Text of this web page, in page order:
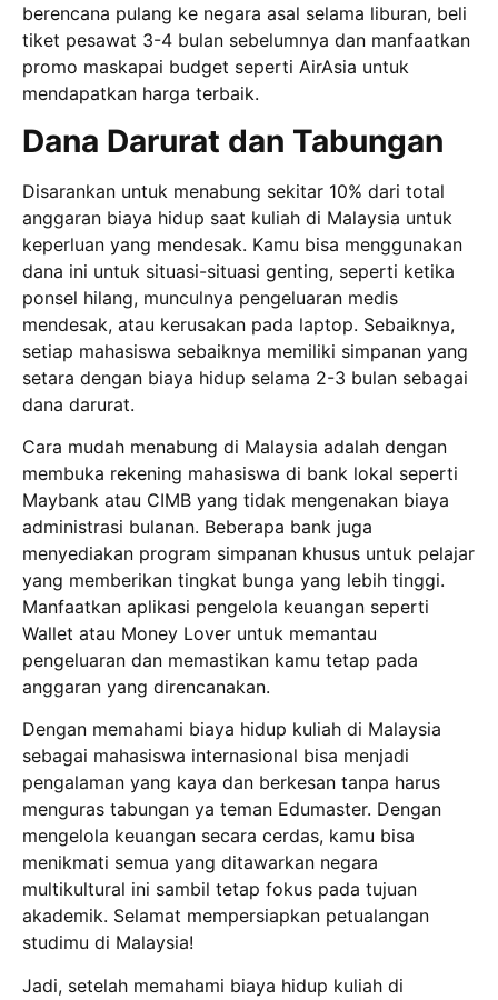
berencana pulang ke negara asal selama liburan, beli
tiket pesawat 3-4 bulan sebelumnya dan manfaatkan
promo maskapai budget seperti AirAsia untuk
mendapatkan harga terbaik.
Dana Darurat dan Tabungan
Disarankan untuk menabung sekitar 10% dari total
anggaran biaya hidup saat kuliah di Malaysia untuk
keperluan yang mendesak. Kamu bisa menggunakan
dana ini untuk situasi-situasi genting, seperti ketika
ponsel hilang, munculnya pengeluaran medis
mendesak, atau kerusakan pada laptop. Sebaiknya,
setiap mahasiswa sebaiknya memiliki simpanan yang
setara dengan biaya hidup selama 2-3 bulan sebagai
dana darurat.
Cara mudah menabung di Malaysia adalah dengan
membuka rekening mahasiswa di bank lokal seperti
Maybank atau CIMB yang tidak mengenakan biaya
administrasi bulanan. Beberapa bank juga
menyediakan program simpanan khusus untuk pelajar
yang memberikan tingkat bunga yang lebih tinggi.
Manfaatkan aplikasi pengelola keuangan seperti
Wallet atau Money Lover untuk memantau
pengeluaran dan memastikan kamu tetap pada
anggaran yang direncanakan.
Dengan memahami biaya hidup kuliah di Malaysia
sebagai mahasiswa internasional bisa menjadi
pengalaman yang kaya dan berkesan tanpa harus
menguras tabungan ya teman Edumaster. Dengan
mengelola keuangan secara cerdas, kamu bisa
menikmati semua yang ditawarkan negara
multikultural ini sambil tetap fokus pada tujuan
akademik. Selamat mempersiapkan petualangan
studimu di Malaysia!
Jadi, setelah memahami biaya hidup kuliah di